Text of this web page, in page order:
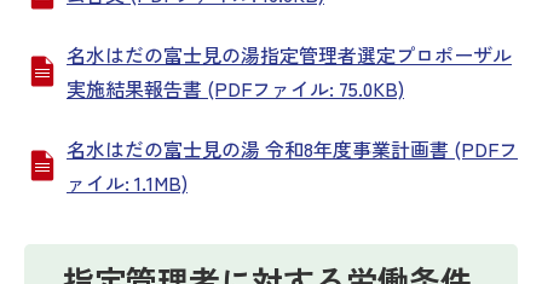
名水はだの富士見の湯指定管理者選定プロポーザル
実施結果報告書 (PDFファイル: 75.0KB)
名水はだの富士見の湯 令和8年度事業計画書 (PDFフ
ァイル: 1.1MB)